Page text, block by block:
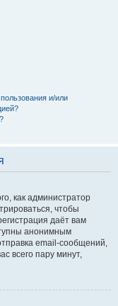
и/или
как администратор
чтобы
даёт вам
анонимным
email-сообщений,
всего пару минут,